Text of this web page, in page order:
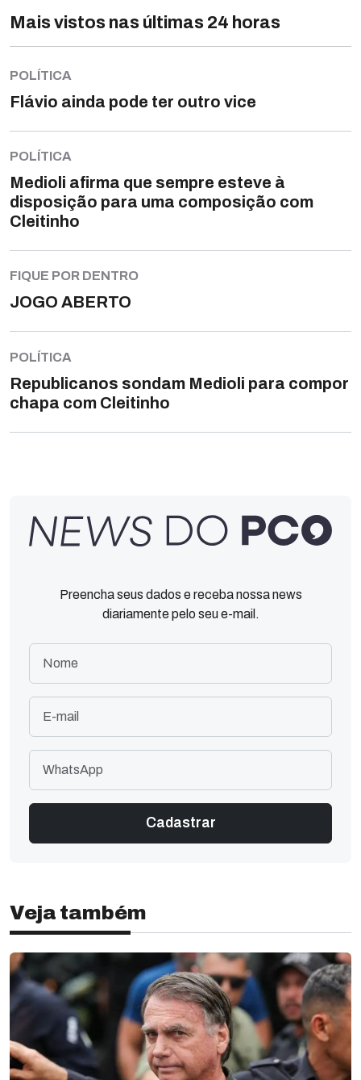
Mais vistos nas últimas 24 horas
POLÍTICA
Flávio ainda pode ter outro vice
POLÍTICA
Medioli afirma que sempre esteve à
disposição para uma composição com
Cleitinho
FIQUE POR DENTRO
JOGO ABERTO
POLÍTICA
Republicanos sondam Medioli para compor
chapa com Cleitinho
Preencha seus dados e receba nossa news
diariamente pelo seu e-mail.
Veja também